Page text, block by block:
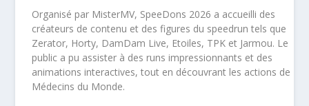
Organisé par MisterMV, SpeeDons 2026 a accueilli des
créateurs de contenu et des figures du speedrun tels que
Zerator, Horty, DamDam Live, Etoiles, TPK et Jarmou. Le
public a pu assister à des runs impressionnants et des
animations interactives, tout en découvrant les actions de
Médecins du Monde.